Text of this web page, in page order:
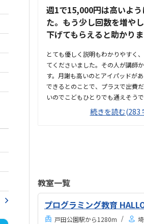
週1で15,000円は高いよ
た。もう少し回数を増やし
下げてもらえると助かりま
とても優しく説明もわかりやすく
てくださいました。その人が講師
す。月謝も高いのとアイパッドが
できるとのことで、プラスで出費
いのでこどもひとりでも通えそう
ているので人目もあり安心できる
れませんでした。塾が経営してい
続きを読む(283
教室一覧
プログラミング教育
戸田公園駅から1280m